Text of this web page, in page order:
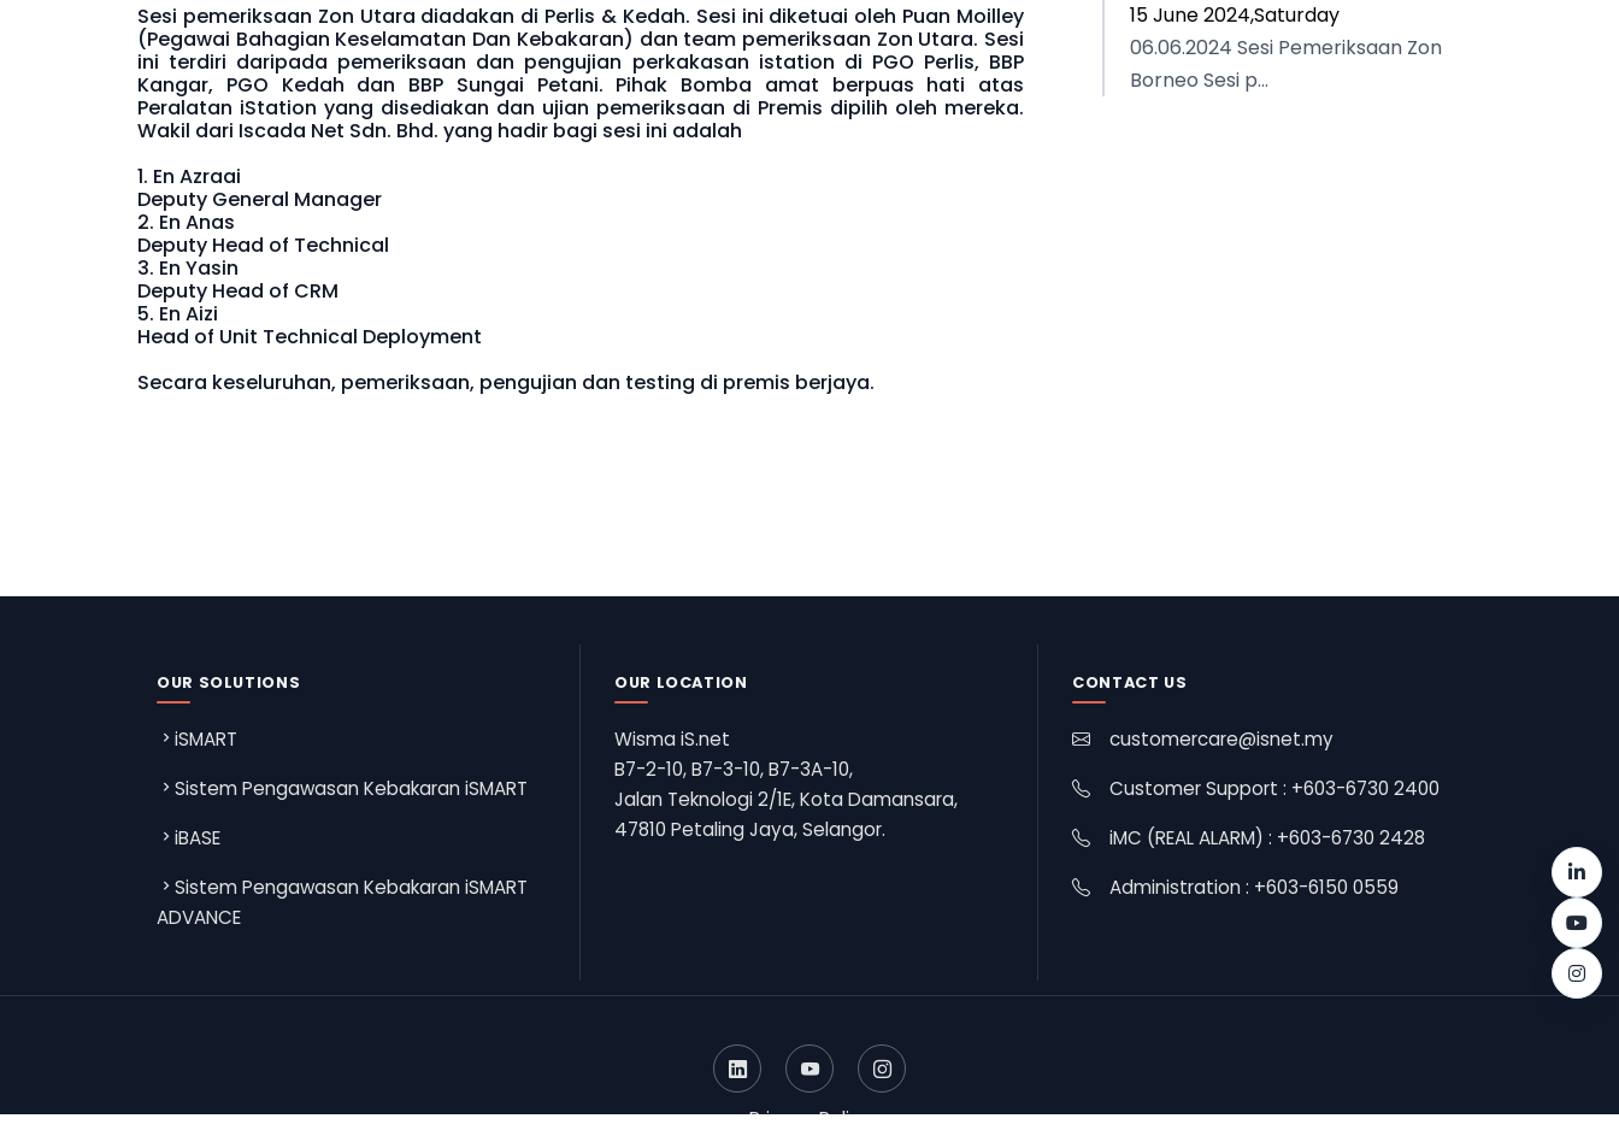
Sesi pemeriksaan Zon Utara diadakan di Perlis & Kedah. Sesi ini diketuai oleh Puan Moilley
(Pegawai Bahagian Keselamatan Dan Kebakaran) dan team pemeriksaan Zon Utara. Sesi
ini terdiri daripada pemeriksaan dan pengujian perkakasan istation di PGO Perlis, BBP
Kangar, PGO Kedah dan BBP Sungai Petani. Pihak Bomba amat berpuas hati atas
Peralatan iStation yang disediakan dan ujian pemeriksaan di Premis dipilih oleh mereka.
Wakil dari Iscada Net Sdn. Bhd. yang hadir bagi sesi ini adalah
1. En Azraai
Deputy General Manager
2. En Anas
Deputy Head of Technical
3. En Yasin
Deputy Head of CRM
5. En Aizi
Head of Unit Technical Deployment
Secara keseluruhan, pemeriksaan, pengujian dan testing di premis berjaya.
15 June 2024,Saturday
06.06.2024 Sesi Pemeriksaan Zon
Borneo Sesi p...
OUR SOLUTIONS
iSMART
Sistem Pengawasan Kebakaran iSMART
iBASE
Sistem Pengawasan Kebakaran iSMART
ADVANCE
OUR LOCATION
Wisma iS.net
B7-2-10, B7-3-10, B7-3A-10,
Jalan Teknologi 2/1E, Kota Damansara,
47810 Petaling Jaya, Selangor.
CONTACT US
customercare@isnet.my
Customer Support : +603-6730 2400
iMC (REAL ALARM) : +603-6730 2428
Administration : +603-6150 0559
Privacy Policy